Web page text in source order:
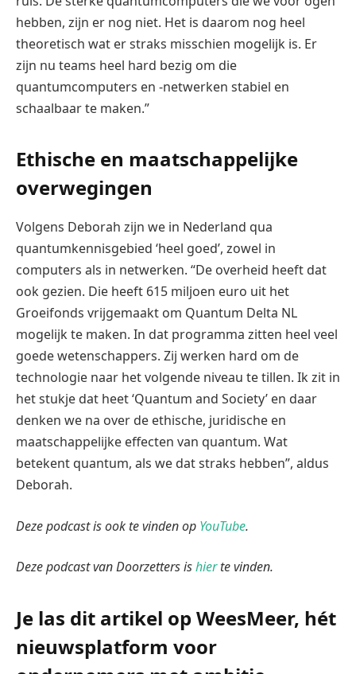
hebben, zijn er nog niet. Het is daarom nog heel
theoretisch wat er straks misschien mogelijk is. Er
zijn nu teams heel hard bezig om die
quantumcomputers en -netwerken stabiel en
schaalbaar te maken.”
Ethische en maatschappelijke
overwegingen
Volgens Deborah zijn we in Nederland qua
quantumkennisgebied ‘heel goed’, zowel in
computers als in netwerken. “De overheid heeft dat
ook gezien. Die heeft 615 miljoen euro uit het
Groeifonds vrijgemaakt om Quantum Delta NL
mogelijk te maken. In dat programma zitten heel veel
goede wetenschappers. Zij werken hard om de
technologie naar het volgende niveau te tillen. Ik zit in
het stukje dat heet ‘Quantum and Society’ en daar
denken we na over de ethische, juridische en
maatschappelijke effecten van quantum. Wat
betekent quantum, als we dat straks hebben”, aldus
Deborah.
Deze podcast is ook te vinden op YouTube.
Deze podcast van Doorzetters ishierte vinden.
Je las dit artikel op WeesMeer, hét
nieuwsplatform voor